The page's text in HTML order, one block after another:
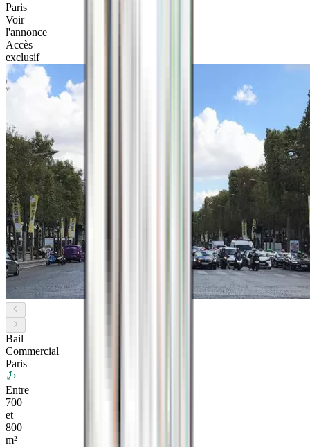
Paris
Voir
l'annonce
Accès
exclusif
Bail
Commercial
Paris
Entre
700
et
800
m²